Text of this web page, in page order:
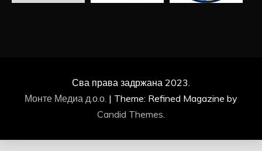
Сва права задржана 2023.
Монте Медиа д.о.о. | Theme: Refined Magazine by
Candid Themes.